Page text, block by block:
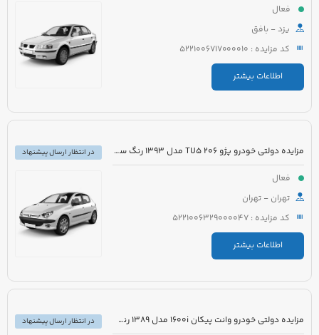
فعال
یزد - بافق
کد مزایده : 5221006717000010
اطلاعات بیشتر
مزایده دولتی خودرو پژو 206 TU5 مدل 1393 رنگ سفید
فعال
تهران - تهران
کد مزایده : 5221006329000047
اطلاعات بیشتر
در انتظار ارسال پیشنهاد
مزایده دولتی خودرو وانت پیکان 1600i مدل 1389 رنگ سفید روغنی
در انتظار ارسال پیشنهاد